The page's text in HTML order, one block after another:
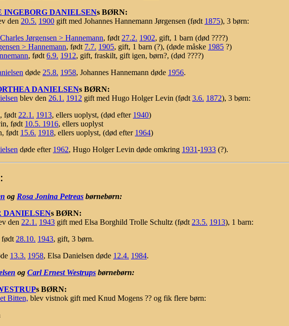
DANIELSENs BØRN:
den 20.5. 1900 gift med Johannes Hannemann Jørgensen (født 1875), 3 børn:
Jørgensen > Hannemann, født 27.2. 1902, gift, 1 barn (død ????)
> Hannemann, født 7.7. 1905, gift, 1 barn (?), (døde måske 1985 ?)
, født 6.9. 1912, gift, fraskilt, gift igen, børn?, (død ????)
døde 25.8. 1958, Johannes Hannemann døde 1956.
DANIELSENs BØRN:
blev den 26.1. 1912 gift med Hugo Holger Levin (født 3.6. 1872), 3 børn:
født 22.1. 1913, ellers uoplyst, (død efter 1940)
født 10.5. 1916, ellers uoplyst
født 15.6. 1918, ellers uoplyst, (død efter 1964)
døde efter 1962, Hugo Holger Levin døde omkring 1931-1933 (?).
og Rosa Jonina Petreas børnebørn:
DANIELSENs BØRN:
den 22.1. 1943 gift med Elsa Borghild Trolle Schultz (født 23.5. 1913), 1 barn:
født 28.10. 1943, gift, 3 børn.
13.3. 1958, Elsa Danielsen døde 12.4. 1984.
og Carl Ernest Westrups børnebørn:
s BØRN:
Bitten, blev vistnok gift med Knud Mogens ?? og fik flere børn: